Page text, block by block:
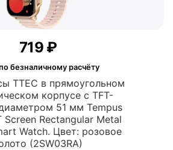
TTEC в прямоугольном
корпусе с TFT-
51 мм Tempus
Screen Rectangular Metal
Watch. Цвет: розовое
(2SW03RA)
‍719‍ ₽
безналичному расчёту